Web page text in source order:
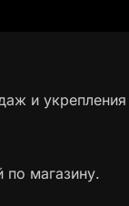
и укрепления
по магазину.